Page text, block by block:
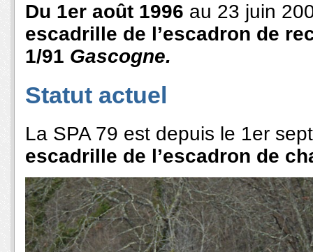
Du 1er août 1996 au 23 juin
escadrille de l’escadron de
1/91 Gascogne.
Statut actuel
La SPA 79 est depuis le 1er
escadrille de l’escadron de